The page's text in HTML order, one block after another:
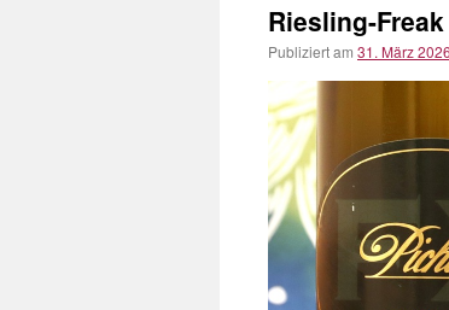
Riesling-
Publiziert am 31. März 2026